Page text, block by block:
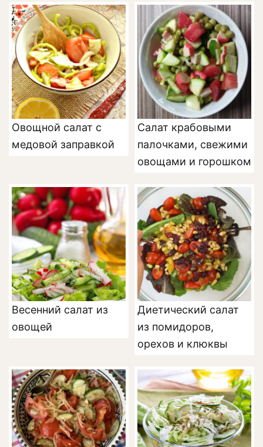
Овощной салат с
медовой заправкой
Салат крабовыми
палочками, свежими
овощами и горошком
Весенний салат из
овощей
Диетический салат
из помидоров,
орехов и клюквы